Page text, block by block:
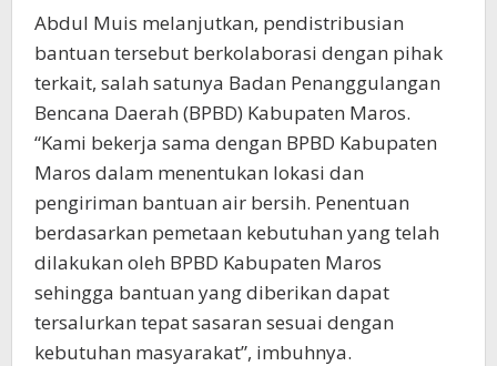
Abdul Muis melanjutkan, pendistribusian
bantuan tersebut berkolaborasi dengan pihak
terkait, salah satunya Badan Penanggulangan
Bencana Daerah (BPBD) Kabupaten Maros.
“Kami bekerja sama dengan BPBD Kabupaten
Maros dalam menentukan lokasi dan
pengiriman bantuan air bersih. Penentuan
berdasarkan pemetaan kebutuhan yang telah
dilakukan oleh BPBD Kabupaten Maros
sehingga bantuan yang diberikan dapat
tersalurkan tepat sasaran sesuai dengan
kebutuhan masyarakat”, imbuhnya.